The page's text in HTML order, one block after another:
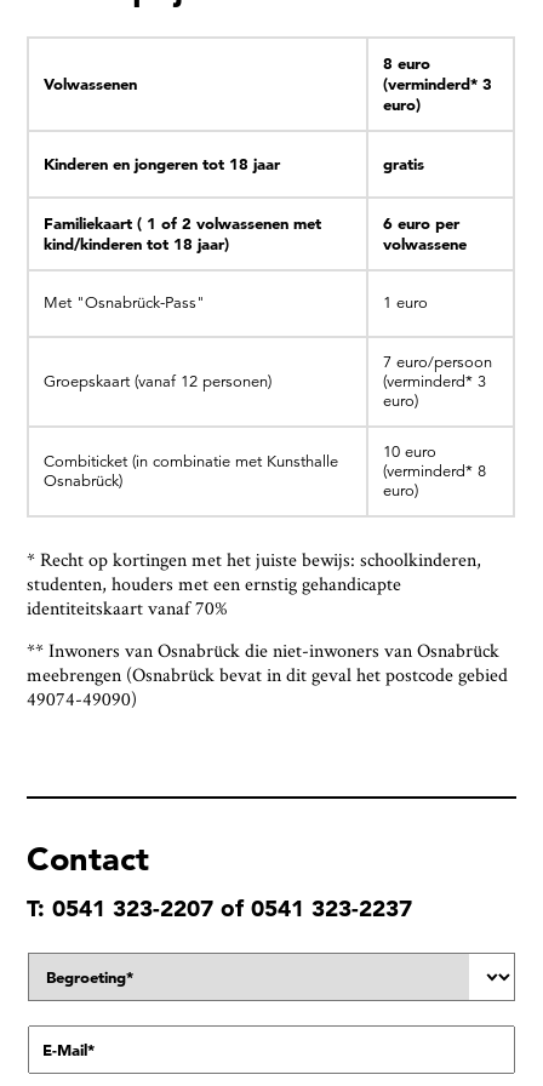
Volwassenen
8 euro
(verminderd* 3
euro)
Kinderen en jongeren tot 18 jaar gratis
Familiekaart ( 1 of 2 volwassenen met
kind/kinderen tot 18 jaar)
6 euro per
volwassene
Met "Osnabrück-Pass" 1 euro
Groepskaart (vanaf 12 personen)
7 euro/persoon
(verminderd* 3
euro)
Combiticket (in combinatie met Kunsthalle
Osnabrück)
10 euro
(verminderd* 8
euro)
* Recht op kortingen met het juiste bewijs: schoolkinderen,
studenten, houders met een ernstig gehandicapte
identiteitskaart vanaf 70%
** Inwoners van Osnabrück die niet-inwoners van Osnabrück
meebrengen (Osnabrück bevat in dit geval het postcode gebied
49074-49090)
Contact
T: 0541 323-2207 of 0541 323-2237
r
e
e
M